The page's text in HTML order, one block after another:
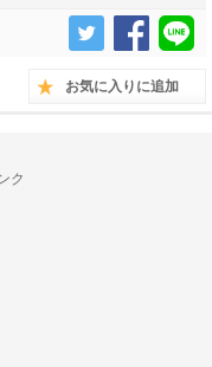
お気に入りに追加
ク